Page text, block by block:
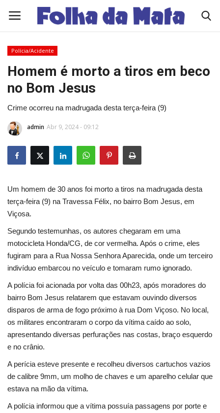
Quem Somos
Como Anunciar
Edições Diárias - NOTÍCIAS DO DIA
Polícia/Acidente
Viçosa
Cultura
UFV
Oportunidade
Sua Cidade
Tempo
Saúde
Política
Polícia/Acidente
Homem é morto a tiros em beco
no Bom Jesus
Crime ocorreu na madrugada desta terça-feira (9)
admin Abr 9, 2024 - 09:12
Um homem de 30 anos foi morto a tiros na madrugada desta
terça-feira (9) na Travessa Félix, no bairro Bom Jesus, em
Viçosa.
Segundo testemunhas, os autores chegaram em uma
motocicleta Honda/CG, de cor vermelha. Após o crime, eles
fugiram para a Rua Nossa Senhora Aparecida, onde um terceiro
indivíduo embarcou no veículo e tomaram rumo ignorado.
A polícia foi acionada por volta das 00h23, após moradores do
bairro Bom Jesus relatarem que estavam ouvindo diversos
disparos de arma de fogo próximo à rua Dom Viçoso. No local,
os militares encontraram o corpo da vítima caído ao solo,
apresentando diversas perfurações nas costas, braço esquerdo
e no crânio.
A perícia esteve presente e recolheu diversos cartuchos vazios
de calibre 9mm, um molho de chaves e um aparelho celular que
estava na mão da vítima.
A polícia informou que a vítima possuía passagens por porte e